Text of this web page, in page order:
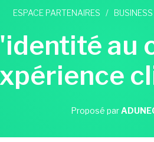
ESPACE PARTENAIRES / BUSINESS
au
Proposé par